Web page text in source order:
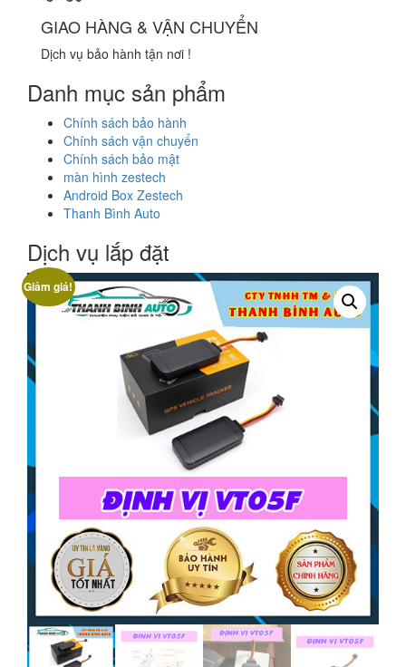
GIAO HÀNG & VẬN CHUYỂN
Dịch vụ bảo hành tận nơi !
Danh mục sản phẩm
Chính sách bảo hành
Chính sách vận chuyển
Chính sách bảo mật
màn hình zestech
Android Box Zestech
Thanh Bình Auto
Dịch vụ lắp đặt
Giảm giá!